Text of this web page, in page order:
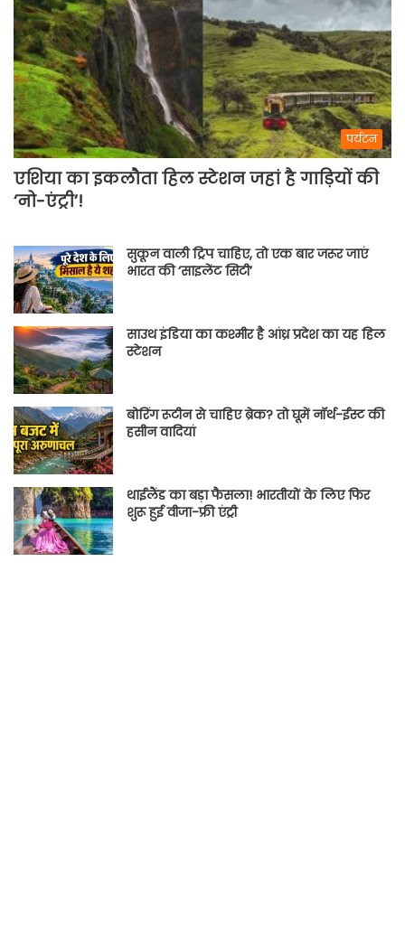
पर्यटन
एशिया का इकलौता हिल स्टेशन जहां है गाड़ियों की
‘नो-एंट्री’!
सुकून वाली ट्रिप चाहिए, तो एक बार जरूर जाएं
भारत की ‘साइलेंट सिटी’
साउथ इंडिया का कश्मीर है आंध्र प्रदेश का यह हिल
स्टेशन
बोरिंग रूटीन से चाहिए ब्रेक? तो घूमें नॉर्थ-ईस्ट की
हसीन वादियां
थाईलैंड का बड़ा फैसला! भारतीयों के लिए फिर
शुरू हुई वीजा-फ्री एंट्री